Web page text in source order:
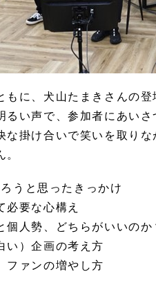
もに、犬山たまきさんの登
るい声で、参加者にあいさ
な掛け合いで笑いを取り
うと思ったきっかけ
必要な心構え
個人勢、どちらがいいのか
い）企画の考え方
ファンの増やし方